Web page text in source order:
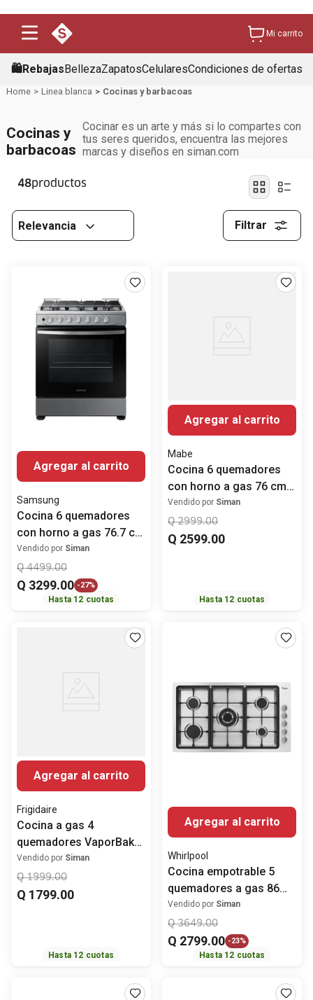
Mi carrito
🛍️RebajasBellezaZapatosCelularesCondiciones de ofertas
Linea blanca Cocinas y barbacoas
Cocinas y
barbacoas
Cocinar es un arte y más si lo compartes con
tus seres queridos, encuentra las mejores
marcas y diseños en siman.com
48
Relevancia Filtrar
Agregar al carrito
Samsung
Cocina 6 quemadores
con horno a gas 76.7 cm
(30") NX52D3000MV/AX
Samsung
Vendido por Siman
Q 4499.00
Q 3299.00 -27%
Hasta 12 cuotas
Agregar al carrito
Mabe
Cocina 6 quemadores
con horno a gas 76 cm
(30") EM7622BAPS2
Mabe
Vendido por Siman
Q 2999.00
Q 2599.00
Hasta 12 cuotas
Agregar al carrito
Frigidaire
Cocina a gas 4
quemadores VaporBake
50.8 cm (20")
FKGN20C3MYG
Frigidaire
Vendido por Siman
Q 1999.00
Q 1799.00
Hasta 12 cuotas
Agregar al carrito
Whirlpool
Cocina empotrable 5
quemadores a gas 86
cm (36") WP3550S
Whirlpool
Vendido por Siman
Q 3649.00
Q 2799.00 -23%
Hasta 12 cuotas